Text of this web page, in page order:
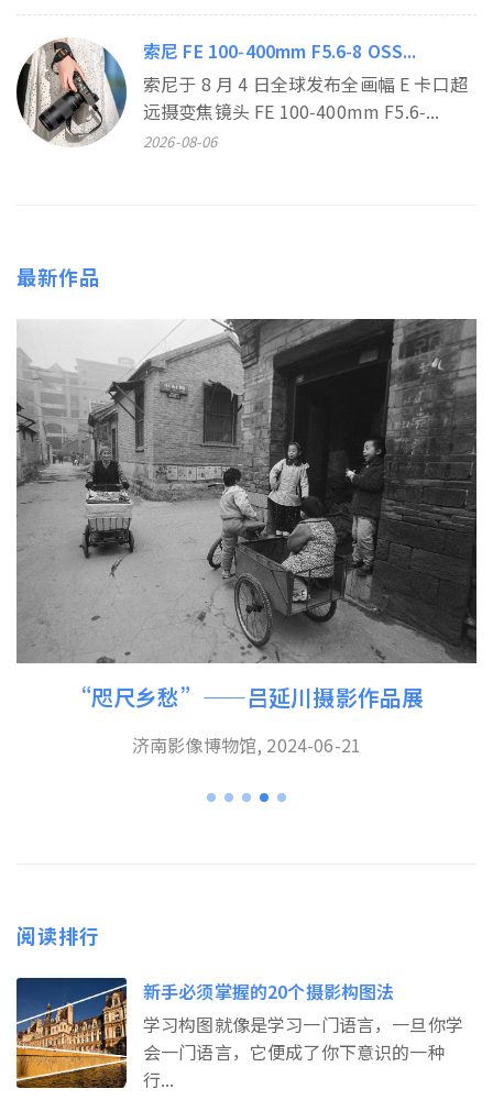
索尼 FE 100‑400mm F5.6‑8 OSS...
索尼于 8 月 4 日全球发布全画幅 E 卡口超
远摄变焦镜头 FE 100‑400mm F5.6‑...
2026-08-06
最新作品
“咫尺乡愁”——吕延川摄影作品展
济南影像博物馆, 2024-06-21
阅读排行
新手必须掌握的20个摄影构图法
学习构图就像是学习一门语言，一旦你学
会一门语言，它便成了你下意识的一种
行...